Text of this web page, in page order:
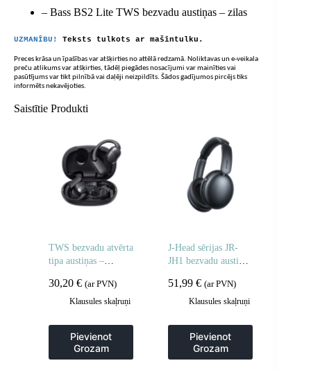
– Bass BS2 Lite TWS bezvadu austiņas – zilas
UZMANĪBU! Teksts tulkots ar mašīntulku.
Preces krāsa un īpašības var atšķirties no attēlā redzamā. Noliktavas un e-veikala
preču atlikums var atšķirties, tādēļ piegādes nosacījumi var mainīties vai
pasūtījums var tikt pilnībā vai daļēji neizpildīts. Šādos gadījumos pircējs tiks
informēts nekavējoties.
Saistītie Produkti
TWS bezvadu atvērta
tipa austiņas –
30,20 € (ar PVN)
Klausules skaļruņi
Pievienot
Grozam
J-Head sērijas JR-
JH1 bezvadu austiņas
melnas
51,99€ (ar PVN)
Klausules skaļruņi
Pievienot
Grozam